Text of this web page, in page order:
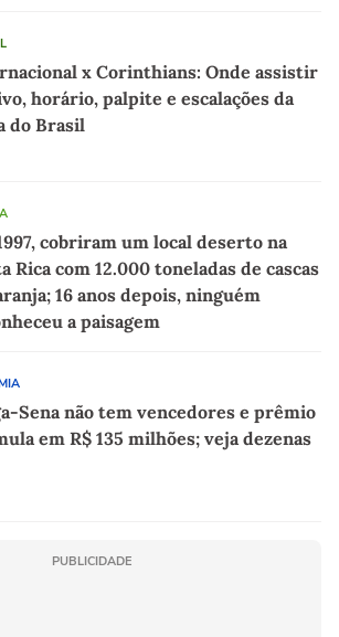
x Corinthians: Onde assistir
horário, palpite e escalações da
do Brasil
cobriram um local deserto na
Rica com 12.000 toneladas de cascas
16 anos depois, ninguém
a paisagem
Sena não tem vencedores e prêmio
em R$ 135 milhões; veja dezenas
PUBLICIDADE